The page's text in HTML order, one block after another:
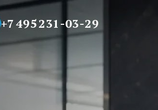
+7 495 231-03-29